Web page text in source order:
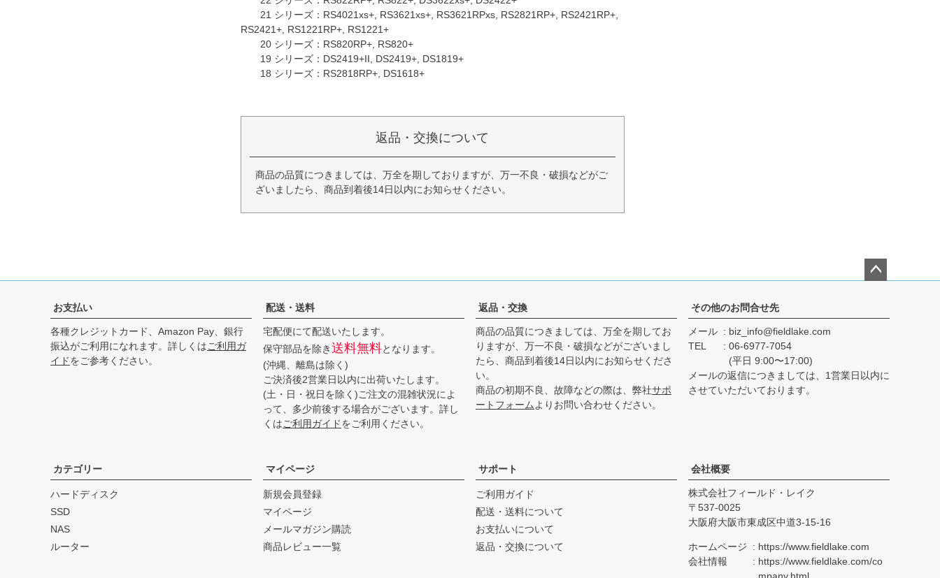
21 シリーズ：RS4021xs+, RS3621xs+, RS3621RPxs, RS2821RP+, RS2421RP+,
RS2421+, RS1221RP+, RS1221+
20 シリーズ：RS820RP+, RS820+
19 シリーズ：DS2419+II, DS2419+, DS1819+
18 シリーズ：RS2818RP+, DS1618+
返品・交換について
商品の品質につきましては、万全を期しておりますが、万一不良・破損などがご
ざいましたら、商品到着後14日以内にお知らせください。
ップ
お支払い
各種クレジットカード、Amazon Pay、銀行
振込がご利用になれます。詳しくはご利用ガ
イドをご参考ください。
配送・送料
宅配便にて配送いたします。
保守部品を除き送料無料となります。
(沖縄、離島は除く)
ご決済後2営業日以内に出荷いたします。
(土・日・祝日を除く)ご注文の混雑状況によ
って、多少前後する場合がございます。詳し
くはご利用ガイドをご利用ください。
返品・交換
商品の品質につきましては、万全を期してお
りますが、万一不良・破損などがございまし
たら、商品到着後14日以内にお知らせくださ
い。
商品の初期不良、故障などの際は、弊社サポ
ートフォーム よりお問い合わせください。
その他のお問合せ先
メール
biz_info@fieldlake.com
TEL
06-6977-7054
(平日 9:00〜17:00)
メールの返信につきましては、1営業日以内に
させていただいております。
カテゴリー
ハードディスク
SSD
NAS
ルーター
マイページ
新規会員登録
マイページ
メールマガジン購読
商品レビュー一覧
サポート
ご利用ガイド
配送・送料について
お支払いについて
返品・交換について
会社概要
株式会社フィールド・レイク
537-0025
大阪府大阪市東成区中道3-15-16
ホームページ
https://www.fieldlake.com
会社情報
https://www.fieldlake.com/co
mpany.html